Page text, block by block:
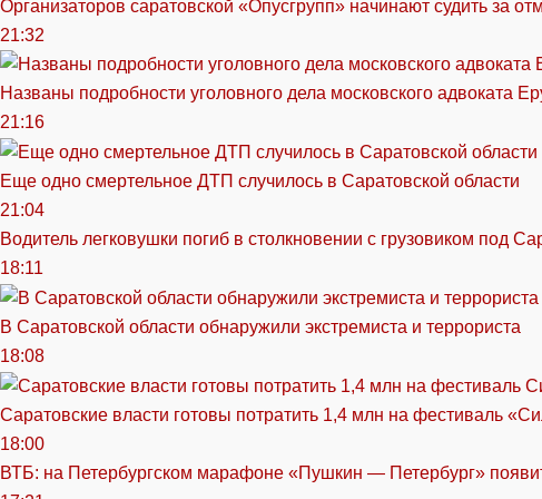
Организаторов саратовской «Опусгрупп» начинают судить за
21:32
Названы подробности уголовного дела московского адвоката
21:16
Еще одно смертельное ДТП случилось в Саратовской области
21:04
Водитель легковушки погиб в столкновении с грузовиком под
18:11
В Саратовской области обнаружили экстремиста и террориста
18:08
Саратовские власти готовы потратить 1,4 млн на фестиваль
18:00
ВТБ: на Петербургском марафоне «Пушкин — Петербург»